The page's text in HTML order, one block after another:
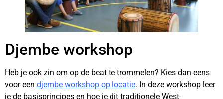
Djembe workshop
Heb je ook zin om op de beat te trommelen? Kies dan eens
voor een djembe workshop op locatie. In deze workshop leer
je de basisprincipes en hoe je dit traditionele West-